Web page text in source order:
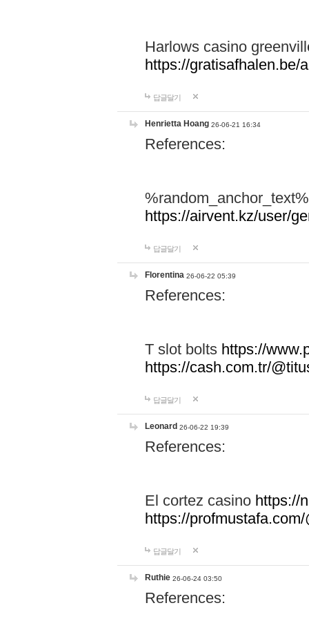
Harlows casino
https://gratisafhalen.be/
답글달기
Henrietta Hoang 26-06-21 16:34
References:
https://airvent.kz/user/
답글달기
Florentina 26-06-22 05:39
References:
T slot bolts https://
https://cash.com.tr/
답글달기
Leonard 26-06-22 19:39
References:
El cortez casino https://
https://
답글달기
Ruthie 26-06-24 03:50
References: